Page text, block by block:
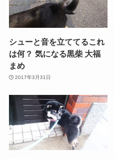
シューと音を立ててるこれ
は何？ 気になる黒柴 大福
まめ
2017年3月31日